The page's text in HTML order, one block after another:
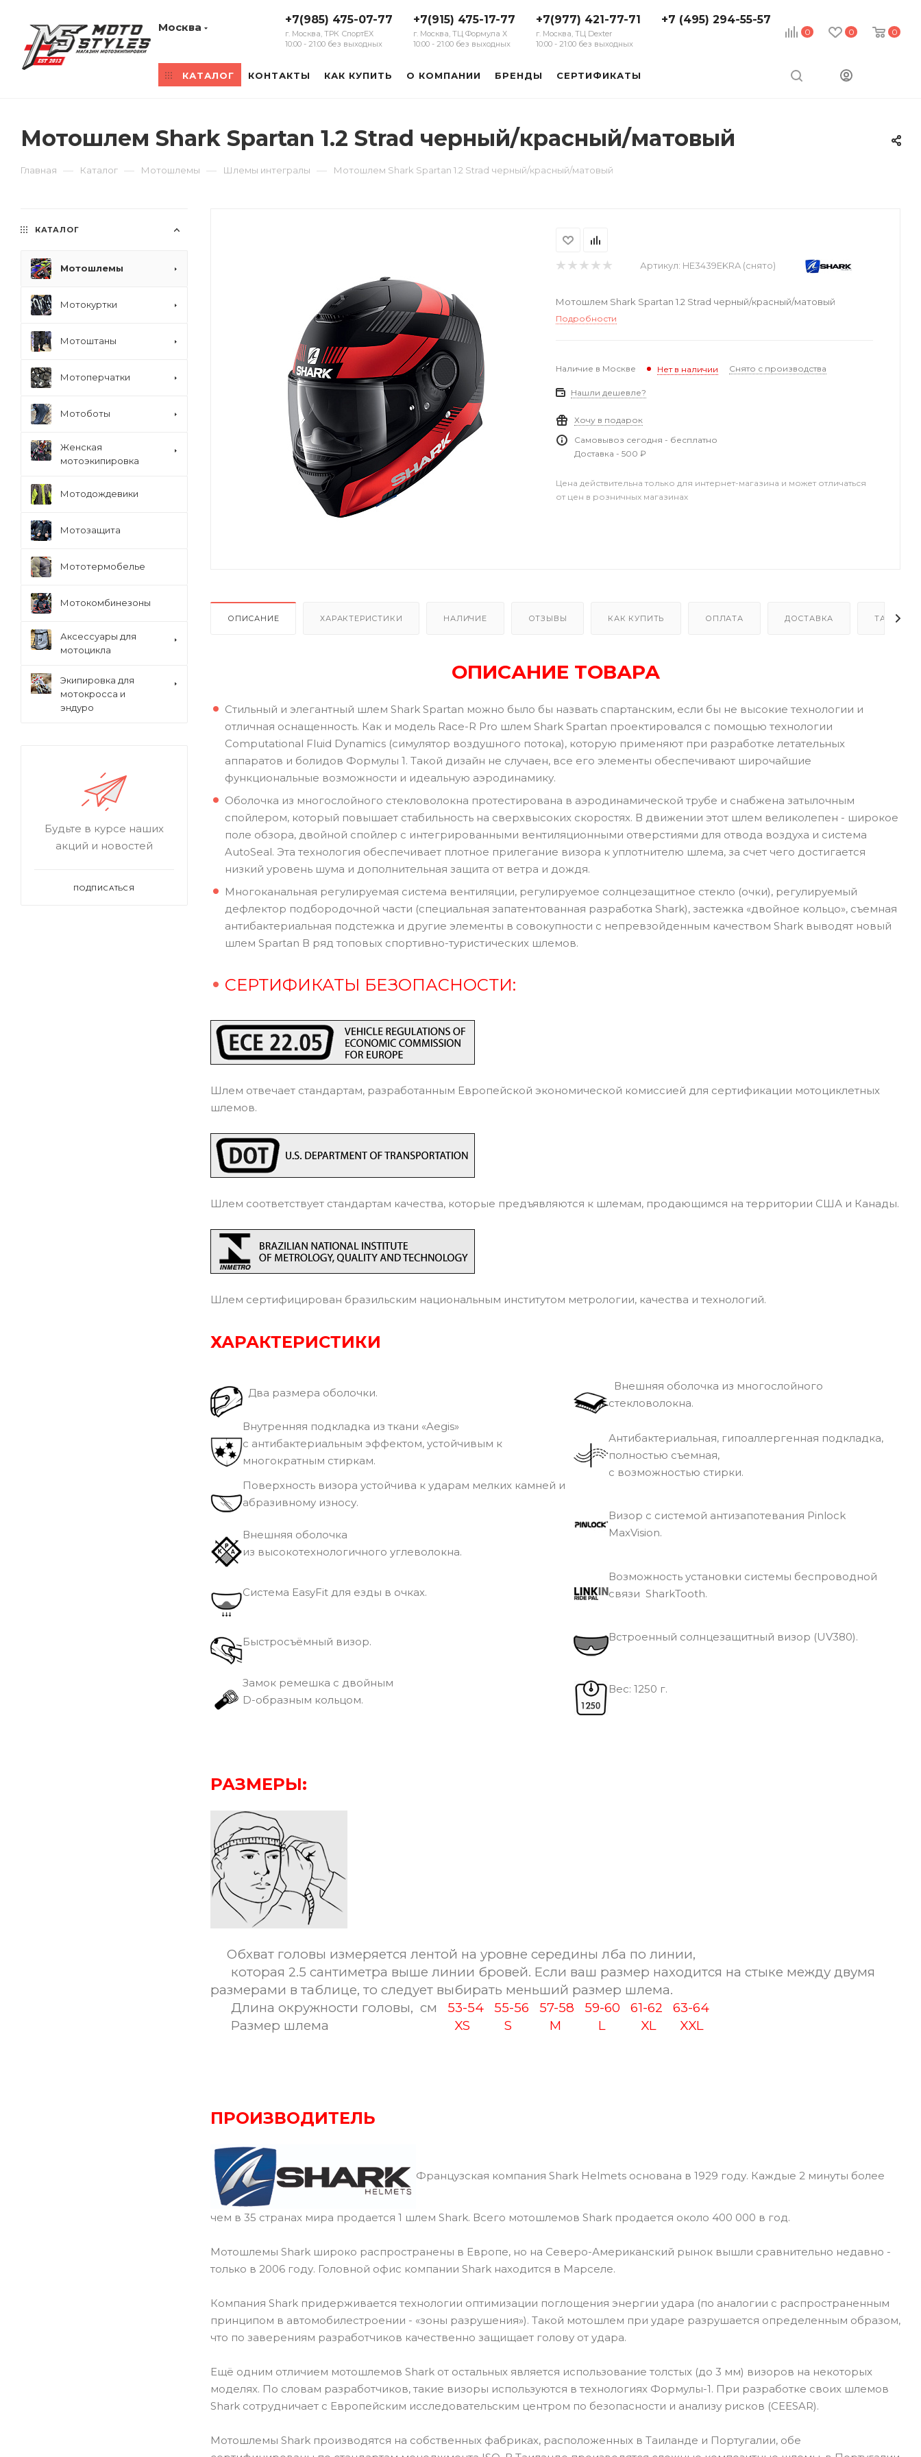
0 0 0
Москва
+7(985) 475-07-77
г. Москва, ТРК СпортЕХ
10:00 - 21:00 без выходных
+7(915) 475-17-77
г. Москва, ТЦ Формула Х
10:00 - 21:00 без выходных
+7(977) 421-77-71
г. Москва, ТЦ Dexter
10:00 - 21:00 без выходных
+7 (495) 294-55-57
КАТАЛОГ КОНТАКТЫ КАК КУПИТЬ О КОМПАНИИ БРЕНДЫ СЕРТИФИКАТЫ
Мотошлем Shark Spartan 1.2 Strad черный/красный/матовый
Главная — Каталог — Мотошлемы — Шлемы интегралы — Мотошлем Shark Spartan 1.2 Strad черный/красный/матовый
Артикул: HE3439EKRA (снято)
Мотошлем Shark Spartan 1.2 Strad черный/красный/матовый
Подробности
Наличие в Москве Нет в наличии Снято с производства
Нашли дешевле?
Хочу в подарок
Самовывоз сегодня - бесплатно
Доставка - 500 ₽
Цена действительна только для интернет-магазина и может отличаться
от цен в розничных магазинах
ОПИСАНИЕ ХАРАКТЕРИСТИКИ НАЛИЧИЕ ОТЗЫВЫ КАК КУПИТЬ ОПЛАТА ДОСТАВКА ТАБЛИЦА
ОПИСАНИЕ ТОВАРА
Стильный и элегантный шлем Shark Spartan можно было бы назвать спартанским, если бы не высокие технологии и
отличная оснащенность. Как и модель Race-R Pro шлем Shark Spartan проектировался с помощью технологии
Computational Fluid Dynamics (симулятор воздушного потока), которую применяют при разработке летательных
аппаратов и болидов Формулы 1. Такой дизайн не случаен, все его элементы обеспечивают широчайшие
функциональные возможности и идеальную аэродинамику.
Оболочка из многослойного стекловолокна протестирована в аэродинамической трубе и снабжена затылочным
спойлером, который повышает стабильность на сверхвысоких скоростях. В движении этот шлем великолепен - широкое
поле обзора, двойной спойлер с интегрированными вентиляционными отверстиями для отвода воздуха и система
AutoSeal. Эта технология обеспечивает плотное прилегание визора к уплотнителю шлема, за счет чего достигается
низкий уровень шума и дополнительная защита от ветра и дождя.
Многоканальная регулируемая система вентиляции, регулируемое солнцезащитное стекло (очки), регулируемый
дефлектор подбородочной части (специальная запатентованная разработка Shark), застежка «двойное кольцо», съемная
антибактериальная подстежка и другие элементы в совокупности с непревзойденным качеством Shark выводят новый
шлем Spartan В ряд топовых спортивно-туристических шлемов.
СЕРТИФИКАТЫ БЕЗОПАСНОСТИ:
Шлем отвечает стандартам, разработанным Европейской экономической комиссией для сертификации мотоциклетных
шлемов.
Шлем соответствует стандартам качества, которые предъявляются к шлемам, продающимся на территории США и Канады.
Шлем сертифицирован бразильским национальным институтом метрологии, качества и технологий.
ХАРАКТЕРИСТИКИ
Два размера оболочки.
Внутренняя подкладка из ткани «Aegis»
с антибактериальным эффектом, устойчивым к
многократным стиркам.
Поверхность визора устойчива к ударам мелких камней и
абразивному износу.
Внешняя оболочка
из высокотехнологичного углеволокна.
Cистема EasyFit для езды в очках.
Быстросъёмный визор.
Замок ремешка с двойным
D-образным кольцом.
Внешняя оболочка из многослойного
стекловолокна.
Антибактериальная, гипоаллергенная подкладка,
полностью съемная,
с возможностью стирки.
Визор с системой антизапотевания Pinlock
MaxVision.
Возможность установки системы беспроводной
связи SharkTooth.
Встроенный солнцезащитный визор (UV380).
Вec: 1250 г.
РАЗМЕРЫ:
Обхват головы измеряется лентой на уровне середины лба по линии,
которая 2.5 сантиметра выше линии бровей. Если ваш размер находится на стыке между двумя
размерами в таблице, то следует выбирать меньший размер шлема.
Длина окружности головы, см
53-54 55-56 57-58 59-60 61-62 63-64
Размер шлема
XS S M L XL XXL
ПРОИЗВОДИТЕЛЬ
Французская компания Shark Helmets основана в 1929 году. Каждые 2 минуты более
чем в 35 странах мира продается 1 шлем Shark. Всего мотошлемов Shark продается около 400 000 в год.
Мотошлемы Shark широко распространены в Европе, но на Северо-Американский рынок вышли сравнительно недавно -
только в 2006 году. Головной офис компании Shark находится в Марселе.
Компания Shark придерживается технологии оптимизации поглощения энергии удара (по аналогии с распространенным
принципом в автомобилестроении - «зоны разрушения»). Такой мотошлем при ударе разрушается определенным образом,
что по заверениям разработчиков качественно защищает голову от удара.
Ещё одним отличием мотошлемов Shark от остальных является использование толстых (до 3 мм) визоров на некоторых
моделях. По словам разработчиков, такие визоры используются в технологиях Формулы-1. При разработке своих шлемов
Shark сотрудничает с Европейским исследовательским центром по безопасности и анализу рисков (CEESAR).
Мотошлемы Shark производятся на собственных фабриках, расположенных в Таиланде и Португалии, обе
КАТАЛОГ
Мотошлемы
Мотокуртки
Мотоштаны
Мотоперчатки
Мотоботы
Женская
мотоэкипировка
Мотодождевики
Мотозащита
Мототермобелье
Мотокомбинезоны
Аксессуары для
мотоцикла
Экипировка для
мотокросса и
эндуро
Будьте в курсе наших
акций и новостей
ПОДПИСАТЬСЯ